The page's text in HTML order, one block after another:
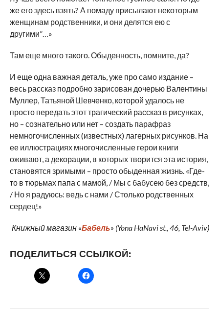
же его здесь взять? А помаду присылают некоторым
женщинам родственники, и они делятся ею с
другими”…»
Там еще много такого. Обыденность, помните, да?
И еще одна важная деталь, уже про само издание –
весь рассказ подробно зарисован дочерью Валентины
Муллер, Татьяной Шевченко, которой удалось не
просто передать этот трагический рассказ в рисунках,
но – сознательно или нет – создать парафраз
немногочисленных (известных) лагерных рисунков. На
ее иллюстрациях многочисленные герои книги
оживают, а декорации, в которых творится эта история,
становятся зримыми – просто обыденная жизнь. «Где-
то в тюрьмах папа с мамой, / Мы с бабусею без средств,
/ Но я радуюсь: ведь с нами / Столько родственных
сердец!»
Книжный магазин «Бабель» (Yona HaNavi st., 46, Tel-Aviv)
ПОДЕЛИТЬСЯ ССЫЛКОЙ: